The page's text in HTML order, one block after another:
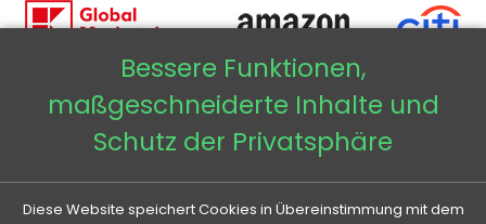
Bessere Funktionen,
maßgeschneiderte Inhalte und
Schutz der Privatsphäre
Diese Website speichert Cookies in Übereinstimmung mit dem